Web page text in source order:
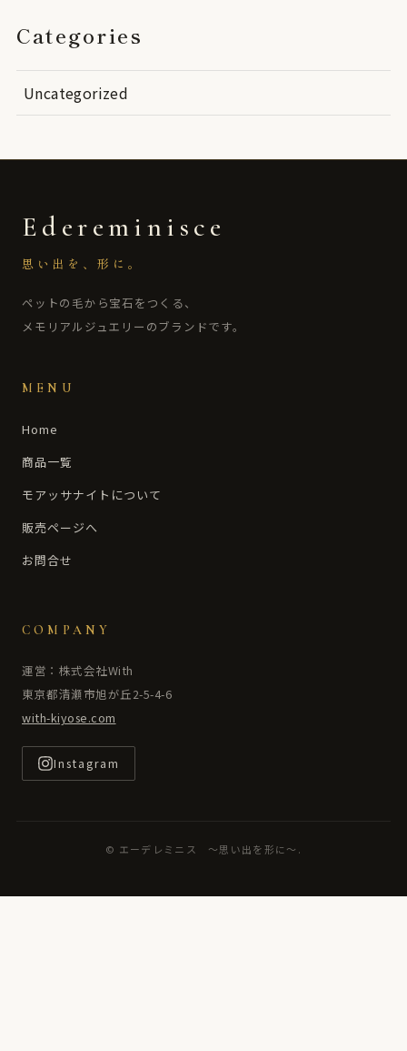
Categories
Uncategorized
Edereminisce
思い出を、形に。
ペットの毛から宝石をつくる、
メモリアルジュエリーのブランドです。
MENU
Home
商品一覧
モアッサナイトについて
販売ページへ
お問合せ
COMPANY
運営：株式会社With
東京都清瀬市旭が丘2-5-4-6
with-kiyose.com
Instagram
© エーデレミニス ～思い出を形に～.